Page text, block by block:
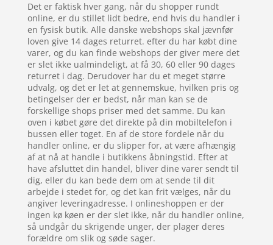
Det er faktisk hver gang, når du shopper rundt
online, er du stillet lidt bedre, end hvis du handler i
en fysisk butik. Alle danske webshops skal jævnfør
loven give 14 dages returret. efter du har købt dine
varer, og du kan finde webshops der giver mere det
er slet ikke ualmindeligt, at få 30, 60 eller 90 dages
returret i dag. Derudover har du et meget større
udvalg, og det er let at gennemskue, hvilken pris og
betingelser der er bedst, når man kan se de
forskellige shops priser med det samme. Du kan
oven i købet gøre det direkte på din mobiltelefon i
bussen eller toget. En af de store fordele når du
handler online, er du slipper for, at være afhængig
af at nå at handle i butikkens åbningstid. Efter at
have afsluttet din handel, bliver dine varer sendt til
dig, eller du kan bede dem om at sende til dit
arbejde i stedet for, og det kan frit vælges, når du
angiver leveringadresse. I onlineshoppen er der
ingen kø køen er der slet ikke, når du handler online,
så undgår du skrigende unger, der plager deres
forældre om slik og søde sager.